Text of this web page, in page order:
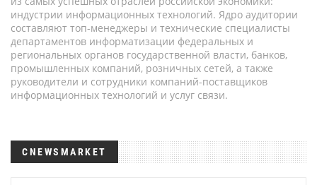
индустрии информационных технологий. Ядро аудитории
составляют топ-менеджеры и технические специалисты
департаментов информатизации федеральных и
региональных органов государственной власти, банков,
промышленных компаний, розничных сетей, а также
руководители и сотрудники компаний-поставщиков
информационных технологий и услуг связи.
CNEWSMARKET